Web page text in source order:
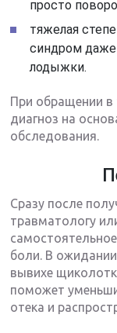
просто
тяжелая
синдром
лодыжки.
При обращении в
диагноз на
обследования.
Сразу после
травматологу
боли. В
вывихе
поможет
отека и